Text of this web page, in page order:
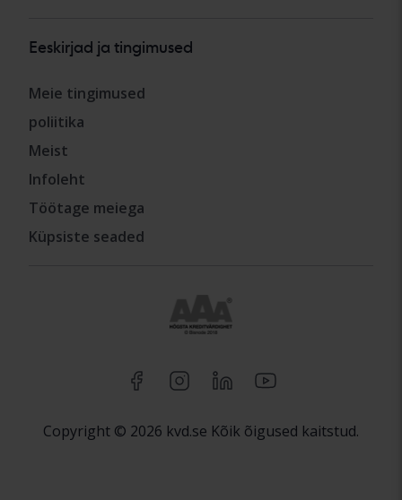
Eeskirjad ja tingimused
Meie tingimused
poliitika
Meist
Infoleht
Töötage meiega
Küpsiste seaded
Copyright © 2026 kvd.se Kõik õigused kaitstud.